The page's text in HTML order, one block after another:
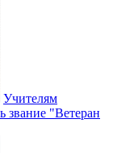
Учителям
звание "Ветеран